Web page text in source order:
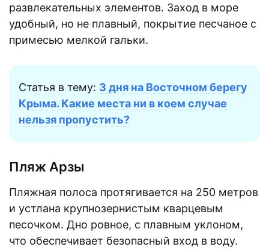
развлекательных элементов. Заход в море
удобный, но не плавный, покрытие песчаное с
примесью мелкой гальки.
Статья в тему: 3 дня на Восточном берегу
Крыма. Какие места ни в коем случае
нельзя пропустить?
Пляж Арзы
Пляжная полоса протягивается на 250 метров
и устлана крупнозернистым кварцевым
песочком. Дно ровное, с плавным уклоном,
что обеспечивает безопасный вход в воду.